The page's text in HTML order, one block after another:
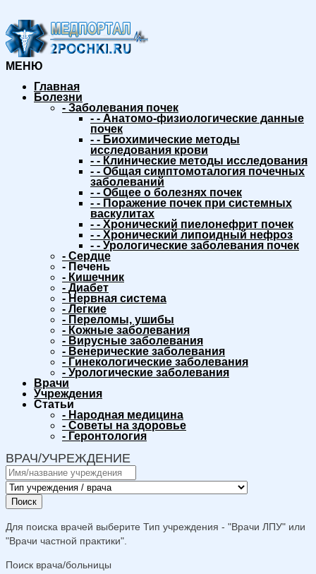
МЕНЮ
Главная
Болезни
- Заболевания почек
- - Анатомо-физиологические данные
почек
- - Биохимические методы
исследования крови
- - Клинические методы исследования
- - Общая симптомоталогия почечных
заболеваний
- - Общее о болезнях почек
- - Поражение почек при системных
васкулитах
- - Хронический пиелонефрит почек
- - Хронический липоидный нефроз
- - Урологические заболевания почек
- Сердце
- Печень
- Кишечник
- Диабет
- Нервная система
- Легкие
- Переломы, ушибы
- Кожные заболевания
- Вирусные заболевания
- Венерические заболевания
- Гинекологические заболевания
- Урологические заболевания
Врачи
Учреждения
Статьи
- Народная медицина
- Советы на здоровье
- Геронтология
ВРАЧ/УЧРЕЖДЕНИЕ
Поиск
Для поиска врачей выберите Тип учреждения - "Врачи ЛПУ" или
"Врачи частной практики".
Поиск врача/больницы